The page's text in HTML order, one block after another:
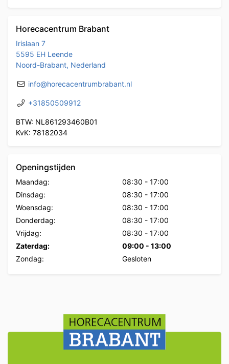
Horecacentrum Brabant
Irislaan 7
5595 EH Leende
Noord-Brabant, Nederland
info@horecacentrumbrabant.nl
+31850509912
BTW: NL861293460B01
KvK: 78182034
Openingstijden
Maandag: 08:30 - 17:00
Dinsdag:
08:30 - 17:00
Woensdag:
08:30 - 17:00
Donderdag:
08:30 - 17:00
Vrijdag:
08:30 - 17:00
Zaterdag:
09:00 - 13:00
Zondag:
Gesloten